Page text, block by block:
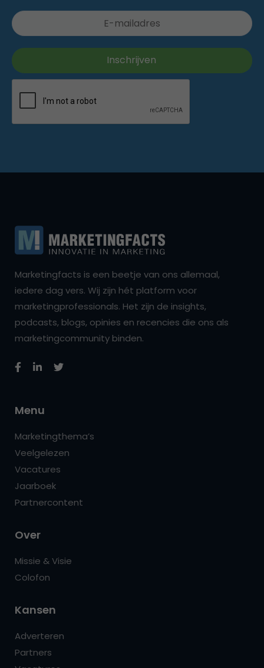
Marketingfacts is een beetje van ons allemaal,
iedere dag vers. Wij zijn hét platform voor
marketingprofessionals. Het zijn de insights,
podcasts, blogs, opinies en recencies die ons als
marketingcommunity binden.
Menu
Marketingthema’s
Veelgelezen
Vacatures
Jaarboek
Partnercontent
Over
Missie & Visie
Colofon
Kansen
Adverteren
Partners